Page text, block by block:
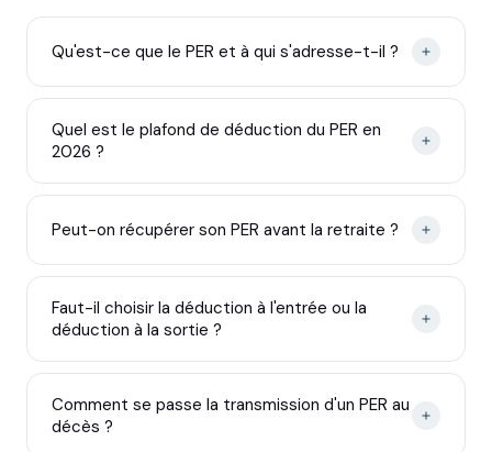
Qu'est-ce que le PER et à qui s'adresse-t-il ?
Quel est le plafond de déduction du PER en
2026 ?
Peut-on récupérer son PER avant la retraite ?
Faut-il choisir la déduction à l'entrée ou la
déduction à la sortie ?
Comment se passe la transmission d'un PER au
décès ?